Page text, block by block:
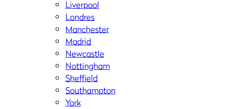
Liverpool
Londres
Manchester
Madrid
Newcastle
Nottingham
Sheffield
Southampton
York